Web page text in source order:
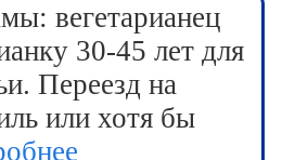
вегетарианец
30-45 лет для
Переезд на
или хотя бы